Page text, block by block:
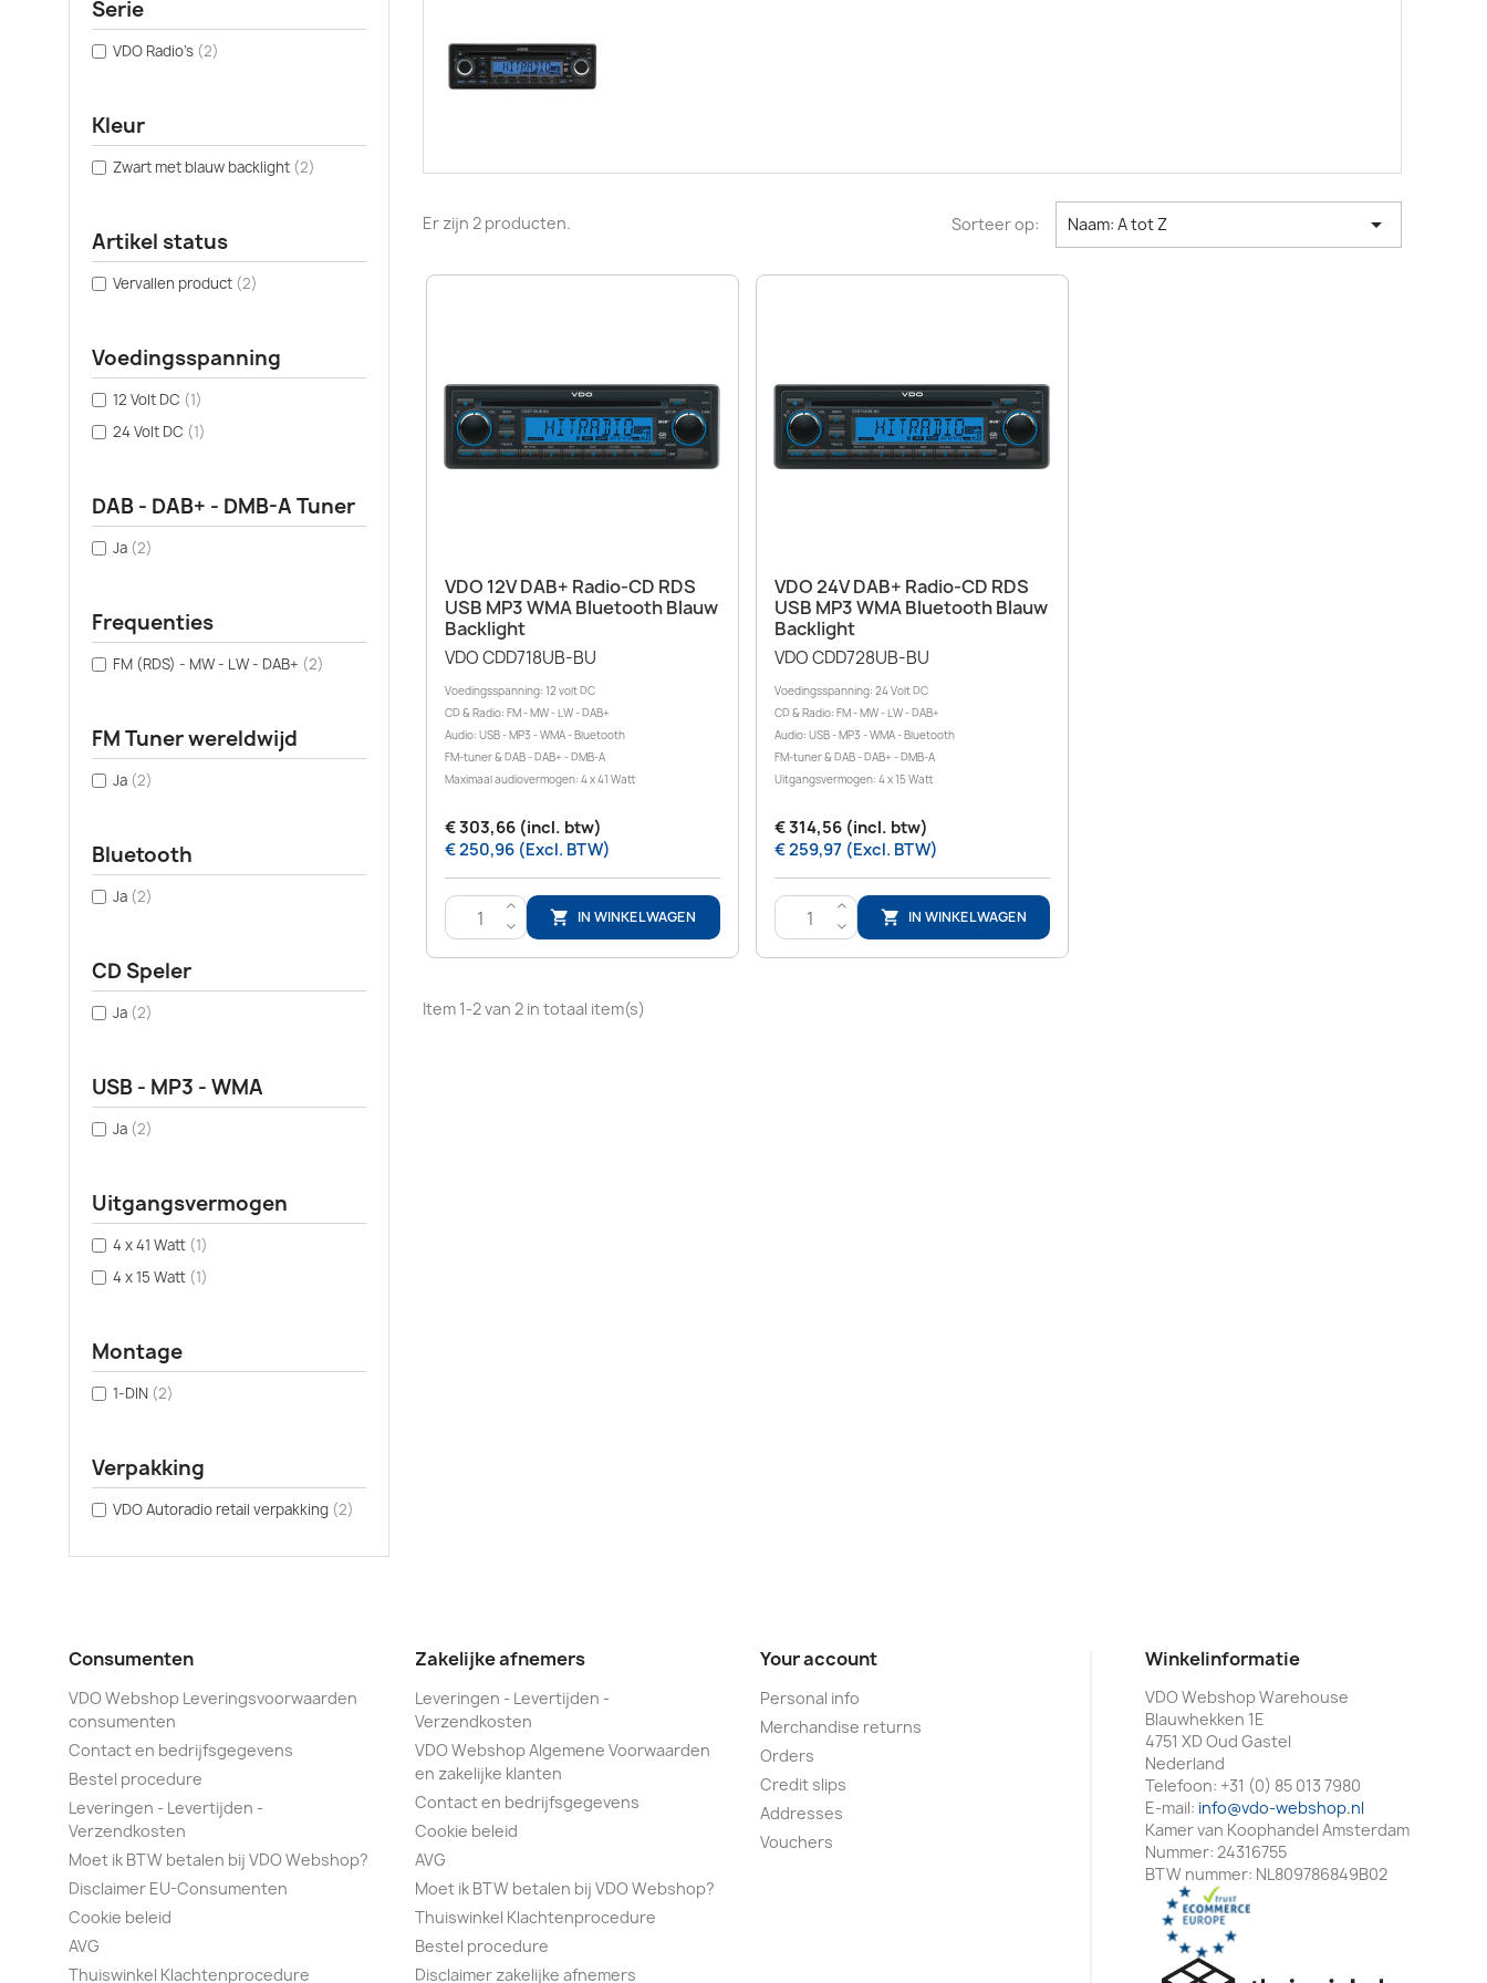
Serie
VDO Radio's (2)
Kleur
Zwart met blauw backlight (2)
Artikel status
Vervallen product (2)
Voedingsspanning
12 Volt DC (1)
24 Volt DC (1)
DAB - DAB+ - DMB-A Tuner
Ja (2)
Frequenties
FM (RDS) - MW - LW - DAB+ (2)
FM Tuner wereldwijd
Ja (2)
Bluetooth
Ja (2)
CD Speler
Ja (2)
USB - MP3 - WMA
Ja (2)
Uitgangsvermogen
4 x 41 Watt (1)
4 x 15 Watt (1)
Montage
1-DIN (2)
Verpakking
VDO Autoradio retail verpakking (2)
Er zijn 2 producten. Sorteer op: Naam: A tot Z 
Snel bekijken
VDO 12V DAB+ Radio-CD RDS
USB MP3 WMA Bluetooth Blauw
Backlight
VDO CDD718UB-BU
Voedingsspanning: 12 volt DC
CD & Radio: FM - MW - LW - DAB+
Audio: USB - MP3 - WMA - Bluetooth
FM-tuner & DAB - DAB+ - DMB-A
Maximaal audiovermogen: 4 x 41 Watt
€ 303,66 (incl. btw)
€ 250,96 (Excl. BTW)
>
<
 IN WINKELWAGEN
Snel bekijken
VDO 24V DAB+ Radio-CD RDS
USB MP3 WMA Bluetooth Blauw
Backlight
VDO CDD728UB-BU
Voedingsspanning: 24 Volt DC
CD & Radio: FM - MW - LW - DAB+
Audio: USB - MP3 - WMA - Bluetooth
FM-tuner & DAB - DAB+ - DMB-A
Uitgangsvermogen: 4 x 15 Watt
€ 314,56 (incl. btw)
€ 259,97 (Excl. BTW)
>
<
 IN WINKELWAGEN
Item 1-2 van 2 in totaal item(s)
Consumenten
VDO Webshop Leveringsvoorwaarden
consumenten
Contact en bedrijfsgegevens
Bestel procedure
Leveringen - Levertijden -
Verzendkosten
Moet ik BTW betalen bij VDO Webshop?
Disclaimer EU-Consumenten
Cookie beleid
AVG
Thuiswinkel Klachtenprocedure
Zakelijke afnemers
Leveringen - Levertijden -
Verzendkosten
VDO Webshop Algemene Voorwaarden
en zakelijke klanten
Contact en bedrijfsgegevens
Cookie beleid
AVG
Moet ik BTW betalen bij VDO Webshop?
Thuiswinkel Klachtenprocedure
Bestel procedure
Disclaimer zakelijke afnemers
Your account
Personal info
Merchandise returns
Orders
Credit slips
Addresses
Vouchers
Winkelinformatie
VDO Webshop Warehouse
Blauwhekken 1E
4751 XD Oud Gastel
Nederland
Telefoon: +31 (0) 85 013 7980
E-mail: info@vdo-webshop.nl
Kamer van Koophandel Amsterdam
Nummer: 24316755
BTW nummer: NL809786849B02